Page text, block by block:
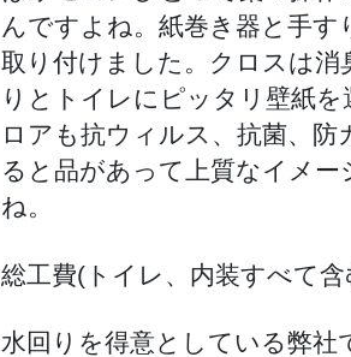
んですよね。紙巻き器と手す
取り付けました。クロスは消
りとトイレにピッタリ壁紙
ロアも抗ウィルス、抗菌、
ると品があって上質なイメー
ね
総工費(トイレ、内装すべて
水回りを得意としている弊社